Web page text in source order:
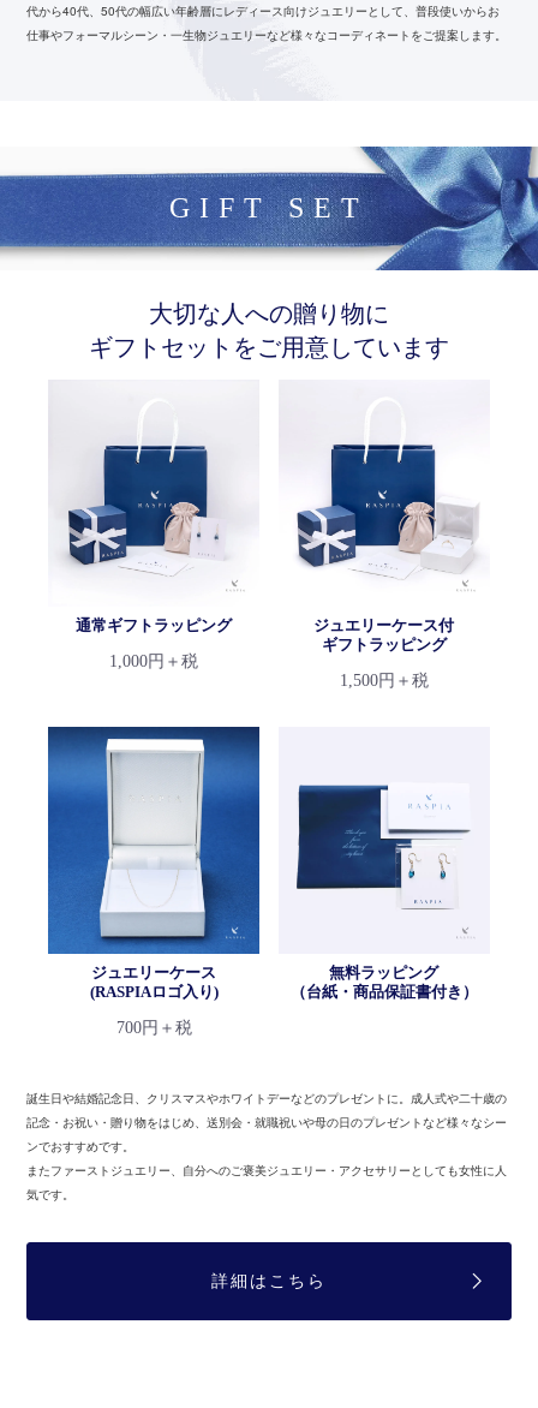
代から40代、50代の幅広い年齢層にレディース向けジュエリーとして、普段使いからお
仕事やフォーマルシーン・一生物ジュエリーなど様々なコーディネートをご提案します。
GIFT SET
大切な人への贈り物に
ギフトセットをご用意しています
通常ギフトラッピング
1,000円＋税
ジュエリーケース付
ギフトラッピング
1,500円＋税
ジュエリーケース
(RASPIAロゴ入り)
700円＋税
無料ラッピング
（台紙・商品保証書付き）
誕生日や結婚記念日、クリスマスやホワイトデーなどのプレゼントに。 成人式や二十歳の
記念・お祝い・贈り物をはじめ、送別会・就職祝いや母の日のプレゼントなど様々なシー
ンでおすすめです。
またファーストジュエリー、自分へのご褒美ジュエリー・アクセサリーとしても女性に人
気です。
詳細はこちら